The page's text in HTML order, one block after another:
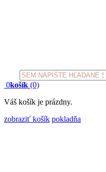
Products
search
0košík (0)
Váš košík je prázdny.
zobraziť košík pokladňa